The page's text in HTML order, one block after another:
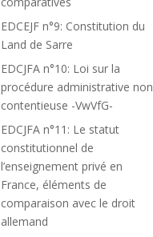
EDCEJF n°9: Constitution du
Land de Sarre
EDCJFA n°10: Loi sur la
procédure administrative non
contentieuse -VwVfG-
EDCJFA n°11: Le statut
constitutionnel de
l’enseignement privé en
France, éléments de
comparaison avec le droit
allemand